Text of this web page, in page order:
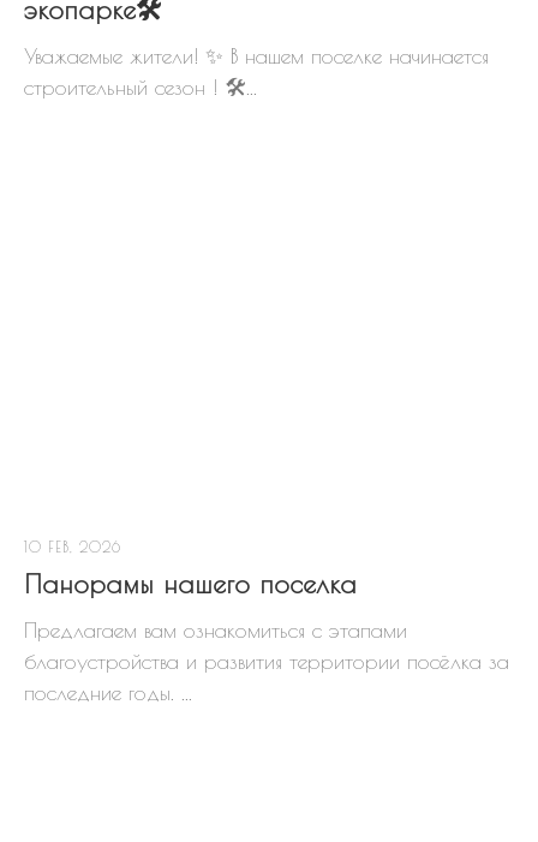
экопарке🛠
Уважаемые жители! ✨ В нашем поселке начинается
строительный сезон ! 🛠...
10 FEB, 2026
Панорамы нашего поселка
Предлагаем вам ознакомиться с этапами
благоустройства и развития территории посёлка за
последние годы. ...